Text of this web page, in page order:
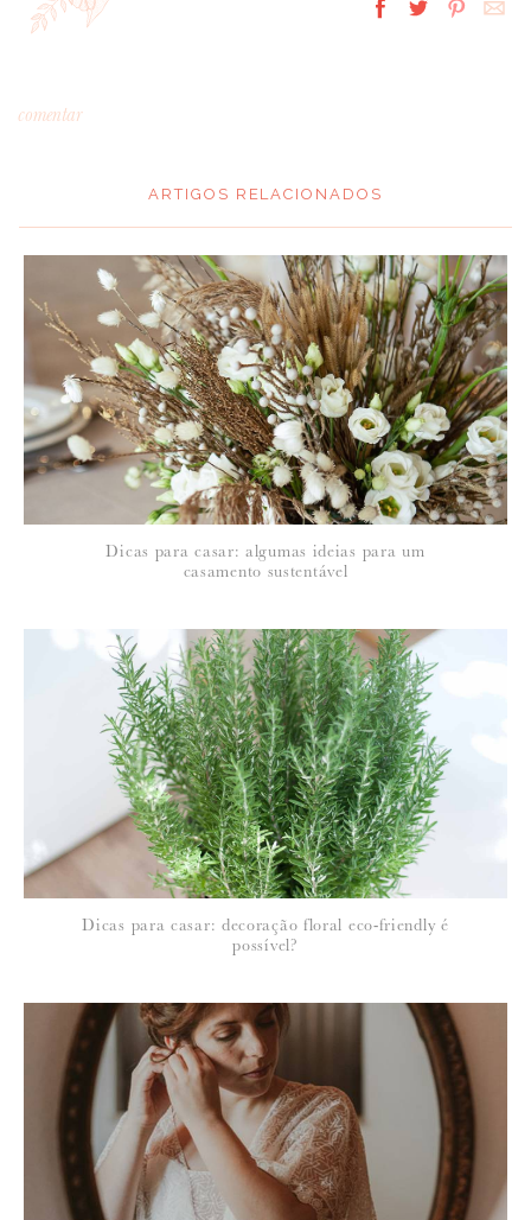
comentar
NOME*:
Para saber como tratamos e protegemos os seus dados, leia a nossa
política de privacidade
ARTIGOS RELACIONADOS
Dicas para casar: algumas ideias para um
casamento sustentável
Dicas para casar: decoração floral eco-friendly é
possível?